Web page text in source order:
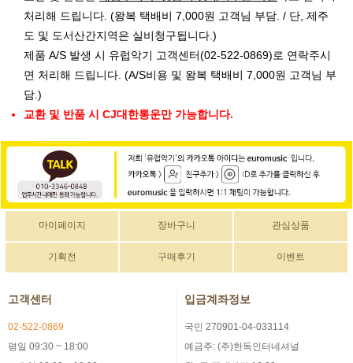
처리해 드립니다. (왕복 택배비 7,000원 고객님 부담. / 단, 제주
도 및 도서산간지역은 실비청구됩니다.)
제품 A/S 발생 시 유럽악기 고객센터(02-522-0869)로 연락주시
면 처리해 드립니다. (A/S비용 및 왕복 택배비 7,000원 고객님 부
담.)
교환 및 반품 시 CJ대한통운만 가능합니다.
마이페이지 장바구니 관심상품
기획전 구매후기 이벤트
고객센터
02-522-0869
평일 09:30 ~ 18:00
입금계좌정보
국민 270901-04-033114
예금주: (주)한독인터네셔널